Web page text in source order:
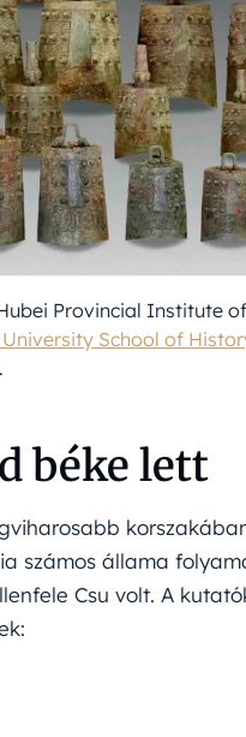
Provincial Institute
School of
béke lett
számos állama
Csu volt. A